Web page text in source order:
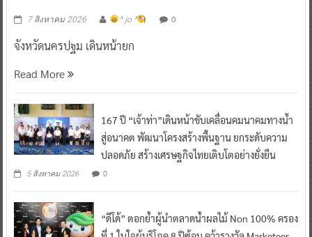
7 สิงหาคม 2026 ^ jo ^ 0
จังหวัดนครปฐม เดินหน้ายก
Read More
167 ปี “เจ้าท่า”เดินหน้าขับเคลื่อนคมนาคมทางน้ำ
สู่อนาคต พัฒนาโครงสร้างพื้นฐาน ยกระดับความ
ปลอดภัย สร้างเศรษฐกิจไทยเติบโตอย่างยั่งยืน
5 สิงหาคม 2026 0
“ดีโด้” ตอกย้ำผู้นำตลาดน้ำผลไม้ Non 100% ครอง